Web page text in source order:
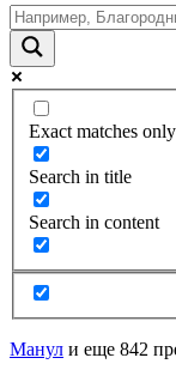
Exact matches only
Search in title
Search in content
Манул и еще 842